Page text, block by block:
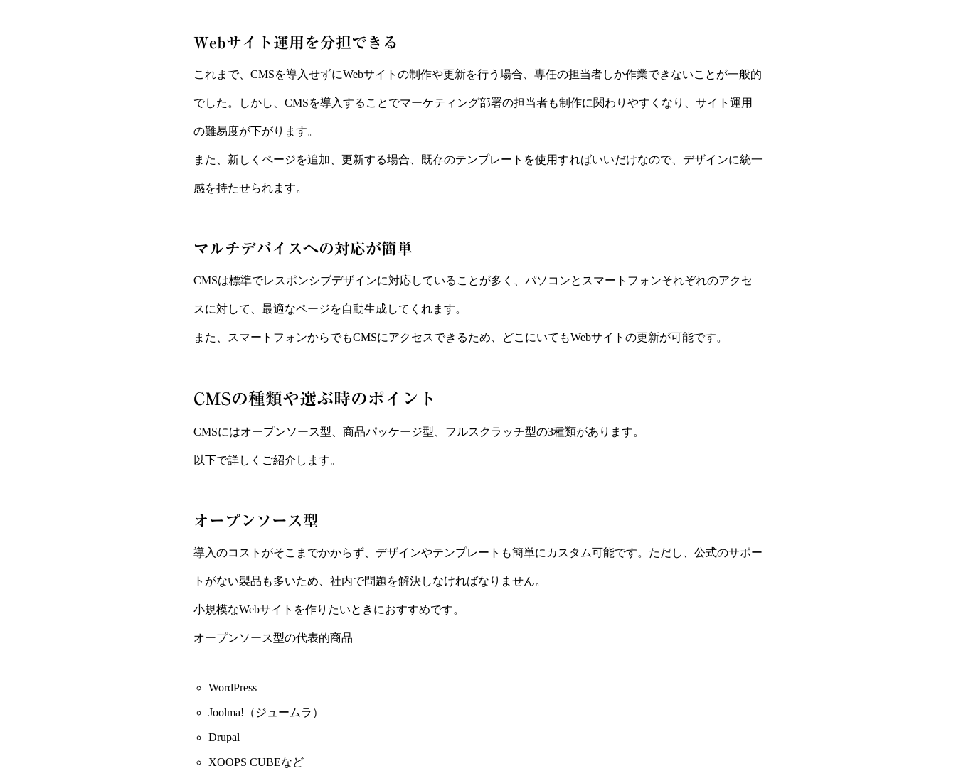
Webサイト運用を分担できる
これまで、CMSを導入せずにWebサイトの制作や更新を行う場合、専任の担当者しか作業できないことが一般的
でした。しかし、CMSを導入することでマーケティング部署の担当者も制作に関わりやすくなり、サイト運用
の難易度が下がります。
また、新しくページを追加、更新する場合、既存のテンプレートを使用すればいいだけなので、デザインに統一
感を持たせられます。
マルチデバイスへの対応が簡単
CMSは標準でレスポンシブデザインに対応していることが多く、パソコンとスマートフォンそれぞれのアクセ
スに対して、最適なページを自動生成してくれます。
また、スマートフォンからでもCMSにアクセスできるため、どこにいてもWebサイトの更新が可能です。
CMSの種類や選ぶ時のポイント
CMSにはオープンソース型、商品パッケージ型、フルスクラッチ型の3種類があります。
以下で詳しくご紹介します。
オープンソース型
導入のコストがそこまでかからず、デザインやテンプレートも簡単にカスタム可能です。ただし、公式のサポー
トがない製品も多いため、社内で問題を解決しなければなりません。
小規模なWebサイトを作りたいときにおすすめです。
オープンソース型の代表的商品
WordPress
Joolma!（ジュームラ）
Drupal
XOOPS CUBEなど